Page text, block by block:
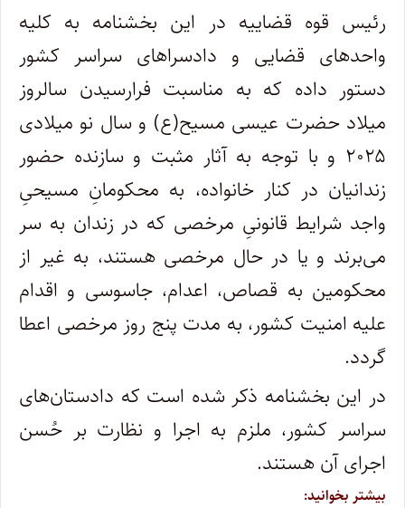
رئیس قوه قضاییه در این بخشنامه به کلیه
واحد‌های قضایی و دادسرا‌های سراسر کشور
دستور داده که به مناسبت فرارسیدن سالروز
میلاد حضرت عیسی مسیح(ع) و سال نو میلادی
۲۰۲۵ و با توجه به آثار مثبت و سازنده حضور
زندانیان در کنار خانواده، به محکومانِ مسیحیِ
واجد شرایط قانونیِ مرخصی که در زندان به سر
می‌برند و یا در حال مرخصی هستند، به غیر از
محکومین به قصاص، اعدام، جاسوسی و اقدام
علیه امنیت کشور، به مدت پنج روز مرخصی اعطا
گردد.
در این بخشنامه ذکر شده است که دادستان‌های
سراسر کشور، ملزم به اجرا و نظارت بر حُسن
اجرای آن هستند.
بیشتر بخوانید: